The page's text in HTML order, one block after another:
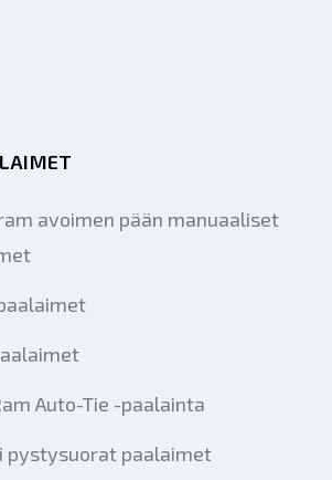
avoimen pään manuaaliset
Auto-Tie -paalainta
pystysuorat paalaimet